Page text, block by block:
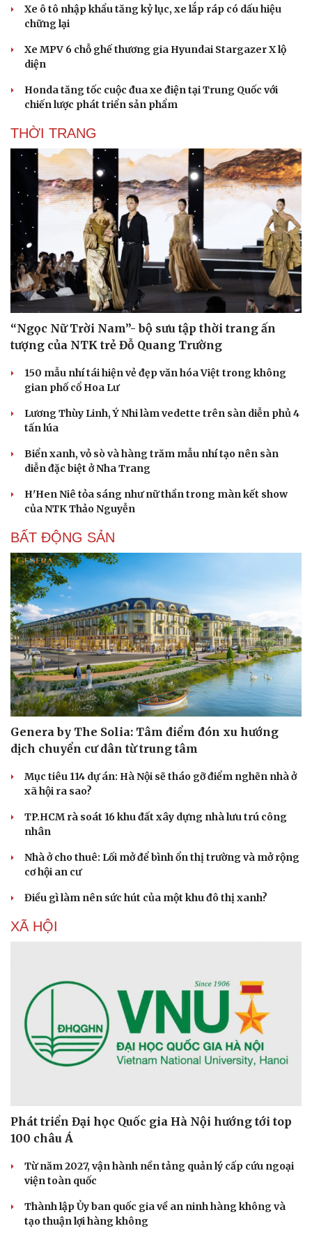
Văn hóa
Sân khấu - Điện ảnh
Âm nhạc
Di sản
Giải trí
Sao Việt
Xe ô tô nhập khẩu tăng kỷ lục, xe lắp ráp có dấu hiệu
chững lại
Xe MPV 6 chỗ ghế thương gia Hyundai Stargazer X lộ
diện
Honda tăng tốc cuộc đua xe điện tại Trung Quốc với
chiến lược phát triển sản phẩm
THỜI TRANG
“Ngọc Nữ Trời Nam”- bộ sưu tập thời trang ấn
tượng của NTK trẻ Đỗ Quang Trường
150 mẫu nhí tái hiện vẻ đẹp văn hóa Việt trong không
gian phố cổ Hoa Lư
Lương Thùy Linh, Ý Nhi làm vedette trên sàn diễn phủ 4
tấn lúa
Biển xanh, vỏ sò và hàng trăm mẫu nhí tạo nên sàn
diễn đặc biệt ở Nha Trang
H'Hen Niê tỏa sáng như nữ thần trong màn kết show
của NTK Thảo Nguyễn
BẤT ĐỘNG SẢN
Genera by The Solia: Tâm điểm đón xu hướng
dịch chuyển cư dân từ trung tâm
Mục tiêu 114 dự án: Hà Nội sẽ tháo gỡ điểm nghẽn nhà ở
xã hội ra sao?
TP.HCM rà soát 16 khu đất xây dựng nhà lưu trú công
nhân
Nhà ở cho thuê: Lối mở để bình ổn thị trường và mở rộng
cơ hội an cư
Điều gì làm nên sức hút của một khu đô thị xanh?
XÃ HỘI
Phát triển Đại học Quốc gia Hà Nội hướng tới top
100 châu Á
Từ năm 2027, vận hành nền tảng quản lý cấp cứu ngoại
viện toàn quốc
Thành lập Ủy ban quốc gia về an ninh hàng không và
tạo thuận lợi hàng không